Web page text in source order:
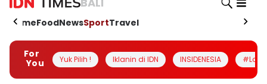
HomeFoodNewsSportTravel
For
You
Yuk Pilih ! Iklanin di IDN INSIDENESIA